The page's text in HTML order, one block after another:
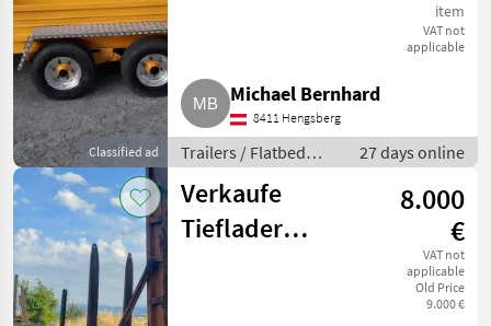
Classified ad
item
VAT not
applicable
Michael Bernhard
8411 Hengsberg
Trailers / Flatbed
trailers
27 days online
Verkaufe
Tieflader
8.000
€
VAT not
applicable
Old Price
9.000 €